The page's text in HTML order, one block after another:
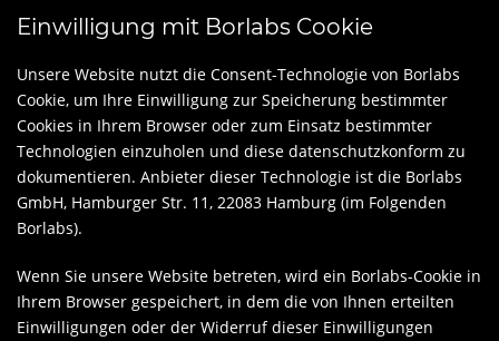
Einwilligung mit Borlabs Cookie
Unsere Website nutzt die Consent-Technologie von Borlabs
Cookie, um Ihre Einwilligung zur Speicherung bestimmter
Cookies in Ihrem Browser oder zum Einsatz bestimmter
Technologien einzuholen und diese datenschutzkonform zu
dokumentieren. Anbieter dieser Technologie ist die Borlabs
GmbH, Hamburger Str. 11, 22083 Hamburg (im Folgenden
Borlabs).
Wenn Sie unsere Website betreten, wird ein Borlabs-Cookie in
Ihrem Browser gespeichert, in dem die von Ihnen erteilten
Einwilligungen oder der Widerruf dieser Einwilligungen